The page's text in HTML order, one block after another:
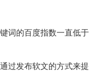
词的百度指数一直低于
过发布软文的方式来提